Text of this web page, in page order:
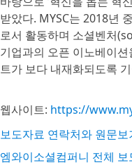
받았다. MYSC는 2018년
로서 활동하며 소셜벤처
기업과의 오픈 이노베이
트가 보다 내재화되도록
웹사이트: https://
보도자료 연락처와 원문보
엠와이소셜컴퍼니 전체